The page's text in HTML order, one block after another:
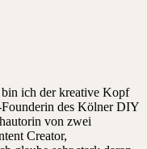
ich der kreative Kopf
des Kölner DIY
von zwei
Creator,